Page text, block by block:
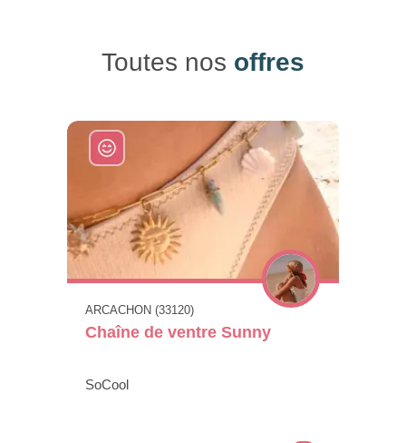
Toutes nos offres
ARCACHON (33120)
Chaîne de ventre Sunny
SoCool